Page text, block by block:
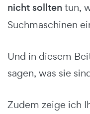
nicht sollten tun,
Suchmaschinen
Und in diesem
sagen, was sie
Zudem zeige ich